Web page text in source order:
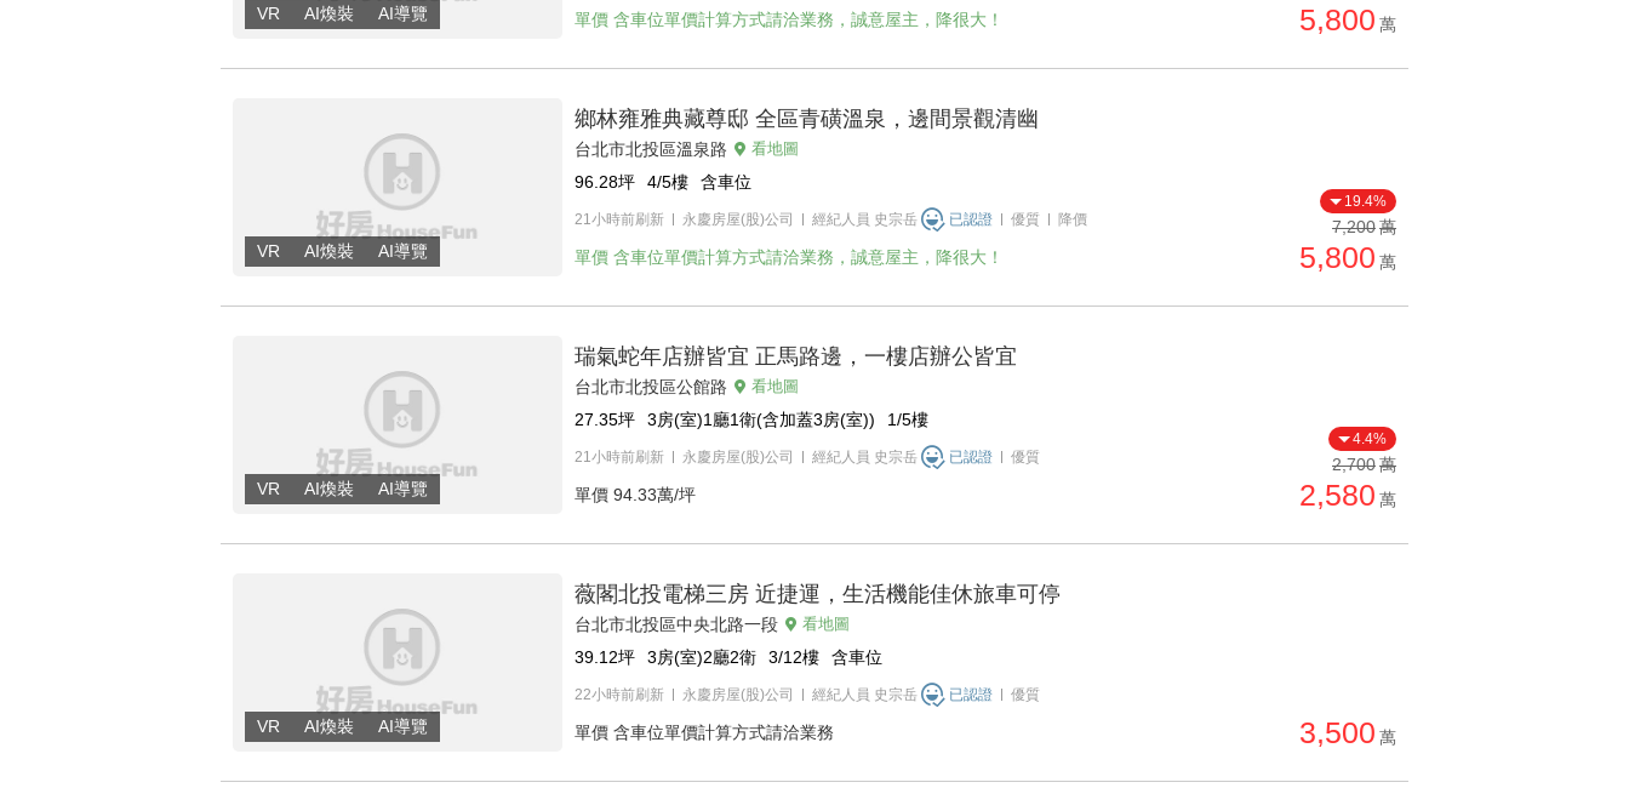
單價 含車位單價計算方式請洽業務，誠意屋主，降很大！ 5,800 萬
鄉林雍雅典藏尊邸 全區青磺溫泉，邊間景觀清幽
台北市北投區溫泉路 看地圖
96.28坪 4/5樓 含車位
21小時前刷新 永慶房屋(股)公司 經紀人員 史宗岳 已認證 優質 降價
單價 含車位單價計算方式請洽業務，誠意屋主，降很大！
19.4%
7,200萬
5,800 萬
瑞氣蛇年店辦皆宜 正馬路邊，一樓店辦公皆宜
台北市北投區公館路 看地圖
27.35坪 3房(室)1廳1衛(含加蓋3房(室)) 1/5樓
21小時前刷新 永慶房屋(股)公司 經紀人員 史宗岳 已認證 優質
單價 94.33萬/坪
4.4%
2,700萬
2,580 萬
薇閣北投電梯三房 近捷運，生活機能佳休旅車可停
台北市北投區中央北路一段 看地圖
39.12坪 3房(室)2廳2衛 3/12樓 含車位
22小時前刷新 永慶房屋(股)公司 經紀人員 史宗岳 已認證 優質
單價 含車位單價計算方式請洽業務 3,500 萬